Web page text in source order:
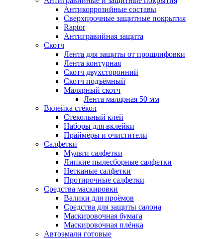
Антикоррозийные составы
Сверхпрочные защитные покрытия
Raptor
Антигравийная защита
Скотч
Лента для защиты от прошлифовки
Лента контурная
Скотч двухсторонний
Скотч подъёмный
Малярный скотч
Лента малярная 50 мм
Вклейка стёкол
Стекольный клей
Наборы для вклейки
Праймеры и очистители
Салфетки
Мульти салфетки
Липкие пылесборные салфетки
Нетканые салфетки
Протирочные салфетки
Средства маскировки
Валики для проёмов
Средства для защиты салона
Маскировочная бумага
Маскировочная плёнка
Автоэмали готовые